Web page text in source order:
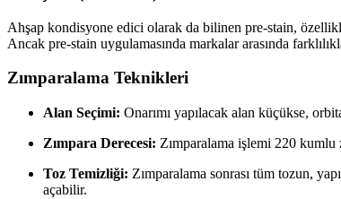
Ahşap kondisyone edici olarak da bilinen pre-stain,
Ancak pre-stain uygulamasında markalar arasında
Zımparalama Teknikleri
Alan Seçimi: Onarımı yapılacak alan küçükse,
Zımpara Derecesi: Zımparalama işlemi 220 kumlu
Toz Temizliği: Zımparalama sonrası tüm tozun,
açabilir.